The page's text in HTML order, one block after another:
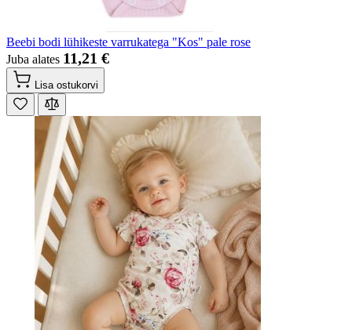
Beebi bodi lühikeste varrukatega "Kos" pale rose
Juba alates 11,21 €
Lisa ostukorvi